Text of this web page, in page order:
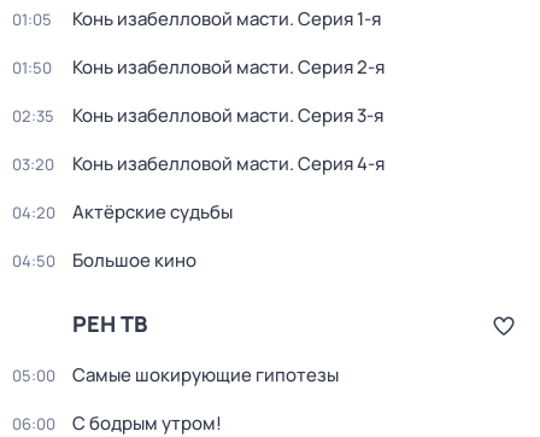
01:05 Конь изабелловой масти. Серия 1-я
01:50 Конь изабелловой масти. Серия 2-я
02:35 Конь изабелловой масти. Серия 3-я
03:20 Конь изабелловой масти. Серия 4-я
04:20 Актёрские судьбы
04:50 Большое кино
РЕН ТВ
05:00 Самые шoкиpующие гипотезы
06:00 С бодрым утром!